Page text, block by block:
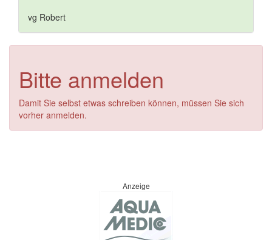
vg Robert
Bitte anmelden
Damit Sie selbst etwas schreiben können, müssen Sie sich
vorher anmelden.
Anzeige